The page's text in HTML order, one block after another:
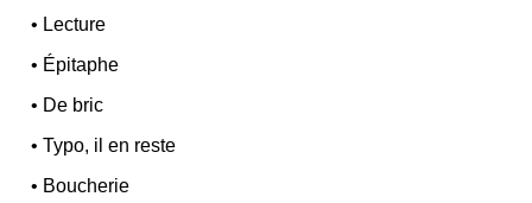
• Lecture
• Épitaphe
• De bric
•Typo, il en reste
• Boucherie